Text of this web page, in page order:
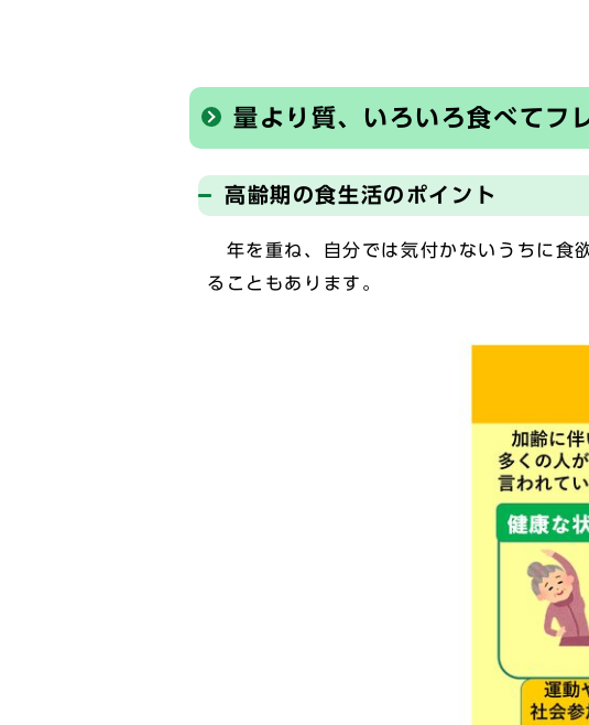
量より質、いろいろ食べてフ
高齢期の食生活のポイント
年を重ね、自分では気付かないうちに食
ることもあります。